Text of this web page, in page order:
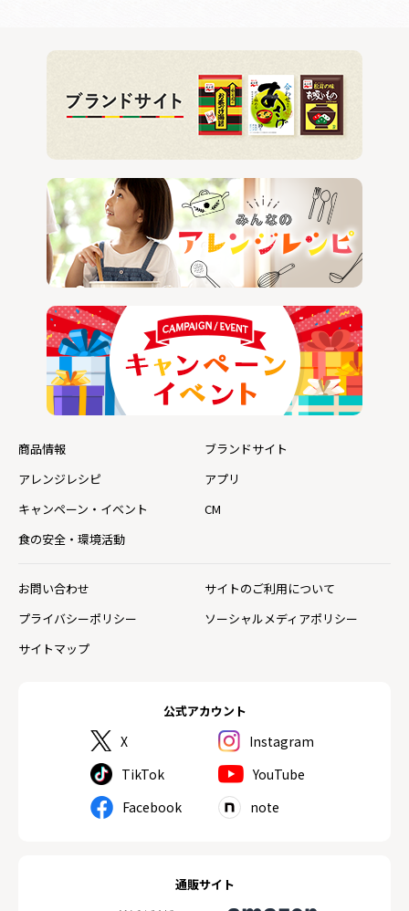
公式アカウント
X
Instagram
TikTok
YouTube
Facebook
note
通販サイト
商品情報
ブランドサイト
アレンジレシピ
アプリ
キャンペーン・イベント
CM
食の安全・環境活動
お問い合わせ
サイトのご利用について
プライバシーポリシー
ソーシャルメディアポリシー
サイトマップ